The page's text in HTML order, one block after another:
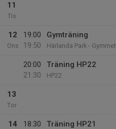
11
Tis
12
Ons
19:00
19:50
Gymträning
Härlanda Park - Gymmet
20:00
21:30
Träning HP22
HP22
13
Tor
14
18:30
Träning HP21